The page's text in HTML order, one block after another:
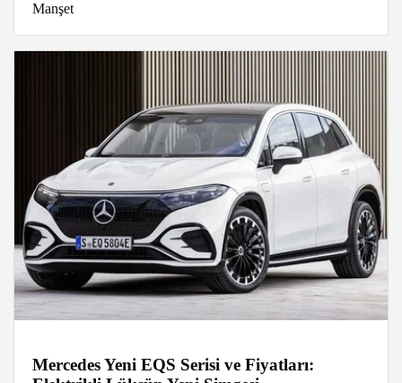
Manşet
Mercedes Yeni EQS Serisi ve Fiyatları: